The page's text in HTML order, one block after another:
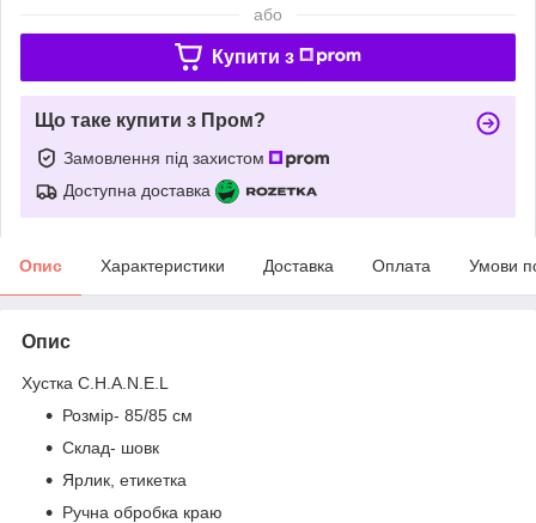
або
Купити з
Що таке купити з Пром?
Замовлення під захистом
Доступна доставка
Опис Характеристики Доставка Оплата Умови
Опис
Хустка C.H.A.N.E.L
Розмір- 85/85 см
Склад- шовк
Ярлик, етикетка
Ручна обробка краю